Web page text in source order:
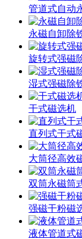
管道式自动
永磁自卸除
旋转式强磁
湿式强磁除
干式磁选机
直列式干式
大筒径高效
双筒永磁筒
强磁干粉磁
液体管道式